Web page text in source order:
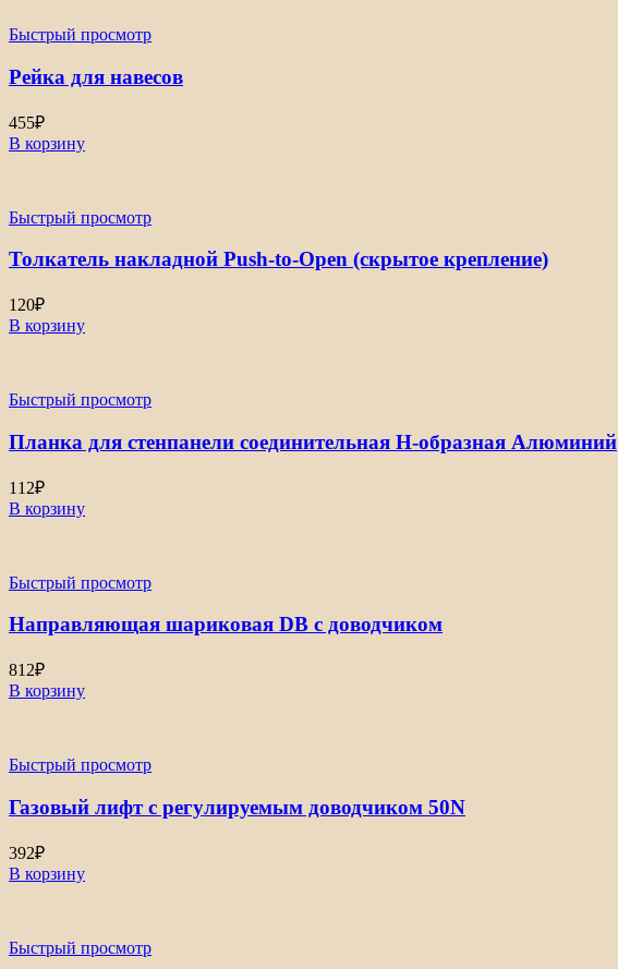
Быстрый просмотр
Рейка для навесов
455₽
В корзину
Быстрый просмотр
Толкатель накладной Push-to-Open (скрытое крепление)
120₽
В корзину
Быстрый просмотр
Планка для стенпанели соединительная Н-образная Алюминий
112₽
В корзину
Быстрый просмотр
Направляющая шариковая DB с доводчиком
812₽
В корзину
Быстрый просмотр
Газовый лифт с регулируемым доводчиком 50N
392₽
В корзину
Быстрый просмотр